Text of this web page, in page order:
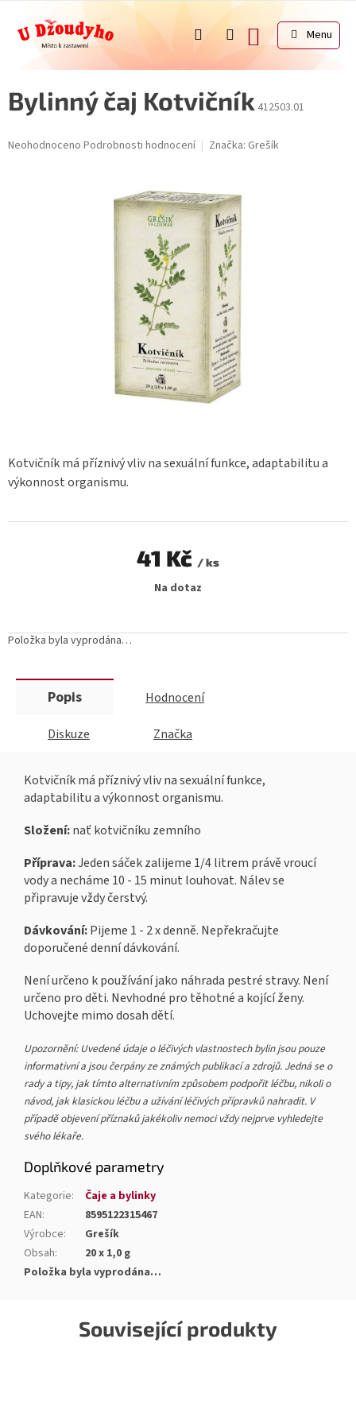
obsah
NÁKUPNÍ
KOŠÍK
Bylinný čaj Kotvičník 412503.01
Průměrné
Neohodnoceno Podrobnosti hodnocení Značka: Grešík
Položka byla vyprodána…
Kotvičník má příznivý vliv na sexuální funkce, adaptabilitu a
výkonnost organismu.
41 Kč / ks
cena:Na dotaz
Související produkty
Popis Hodnocení
Diskuze Značka
Kotvičník má příznivý vliv na sexuální funkce,
adaptabilitu a výkonnost organismu.
Složení:nať kotvičníku zemního
Příprava:Jeden sáček zalijeme 1/4 litrem právě vroucí
vody a necháme 10 - 15 minut louhovat. Nálev se
připravuje vždy čerstvý.
Dávkování:Pijeme 1 - 2 x denně. Nepřekračujte
doporučené denní dávkování.
Není určeno k používání jako náhrada pestré stravy. Není
určeno pro děti. Nevhodné pro těhotné a kojící ženy.
Uchovejte mimo dosah dětí.
Upozornění: Uvedené údaje o léčivých vlastnostech bylin jsou pouze
informativní a jsou čerpány ze známých publikací a zdrojů. Jedná se o
rady a tipy, jak tímto alternativním způsobem podpořit léčbu, nikoli o
návod, jak klasickou léčbu a užívání léčivých přípravků nahradit. V
případě objevení příznaků jakékoliv nemoci vždy nejprve vyhledejte
svého lékaře.
Doplňkové parametry
Kategorie:
Čaje a bylinky
EAN:
8595122315467
Výrobce:
Grešík
Obsah:
20 x 1,0 g
Položka byla vyprodána…